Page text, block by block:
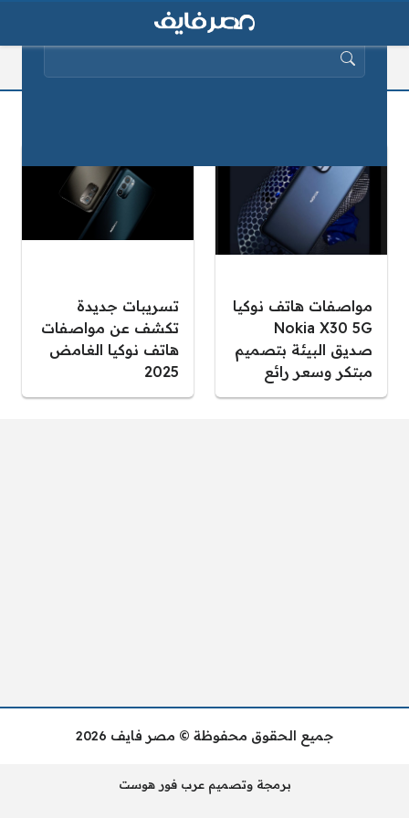
مواصفات هاتف نوكيا
Nokia X30 5G
صديق البيئة بتصميم
مبتكر وسعر رائع
تسريبات جديدة
تكشف عن مواصفات
هاتف نوكيا الغامض
2025
جميع الحقوق محفوظة © مصر فايف 2026
برمجة وتصميم عرب فور هوست
البحث عن: